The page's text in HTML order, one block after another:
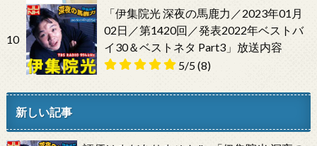
10
「伊集院光 深夜の馬鹿力／2023年01月
02日／第1420回／発表2022年ベストバ
イ30＆ベストネタ Part3」放送内容
5/5(8)
新しい記事